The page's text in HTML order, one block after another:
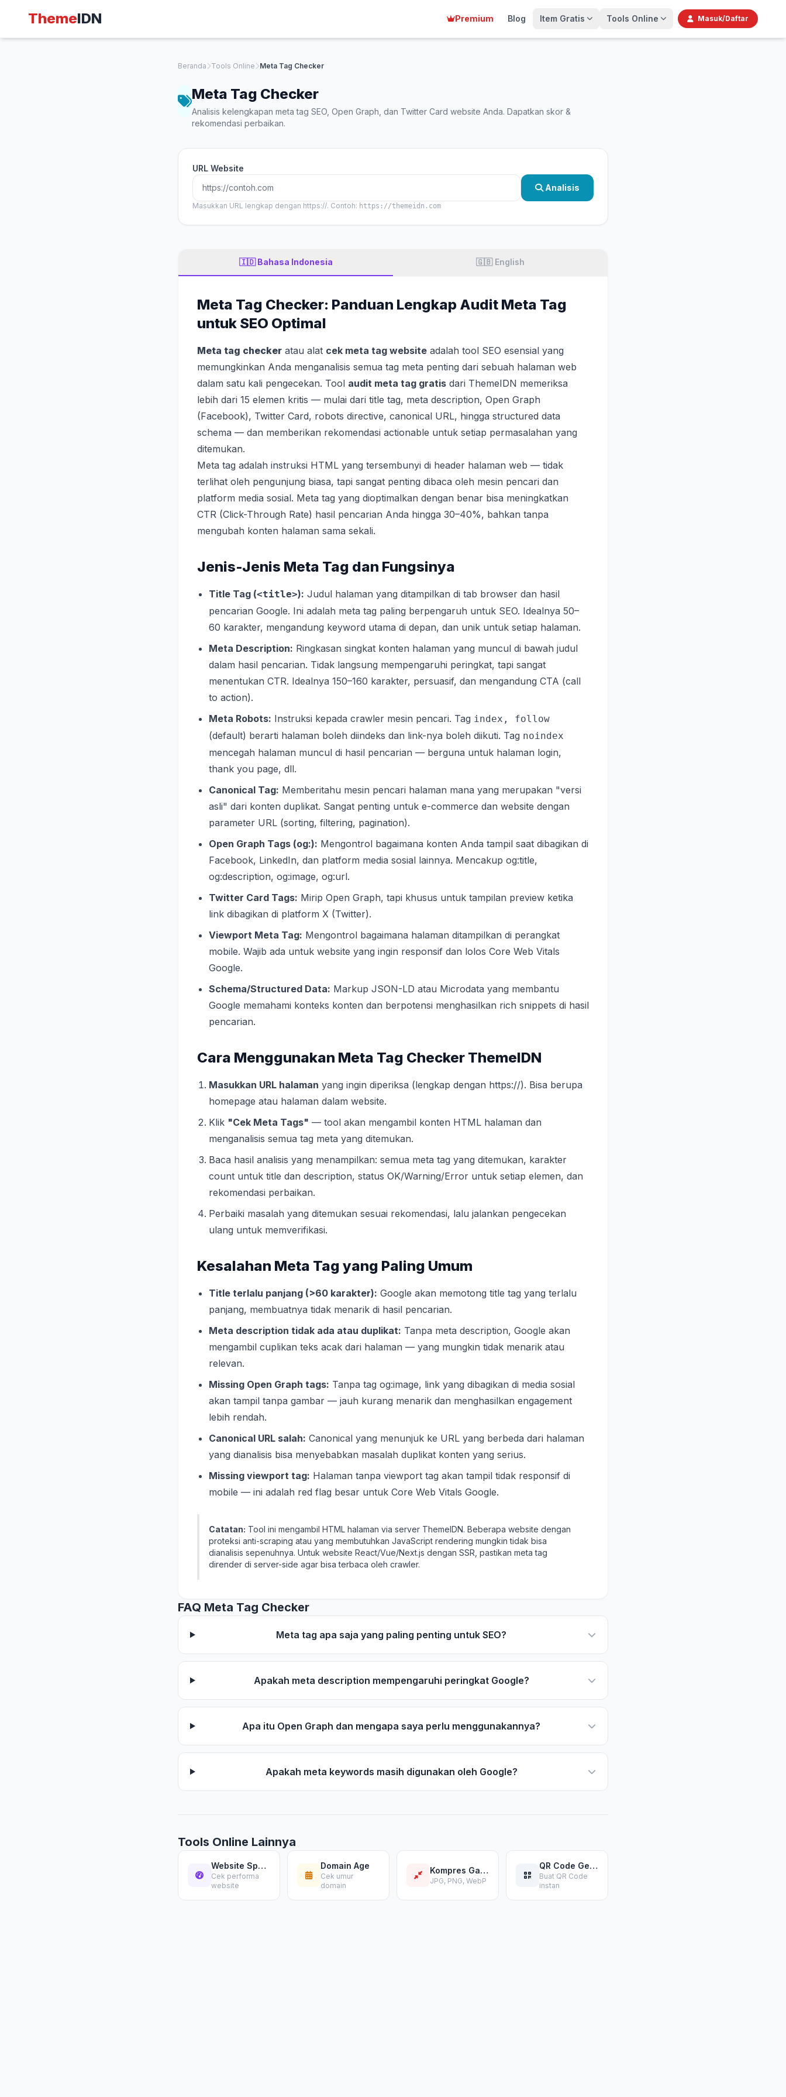
ThemeIDN Premium Blog Item Gratis Tools Online Masuk/Daftar
Beranda Tools Online Meta Tag Checker
Meta Tag Checker
Analisis kelengkapan meta tag SEO, Open Graph, dan Twitter Card website Anda. Dapatkan skor &
rekomendasi perbaikan.
URL Website
Analisis
Masukkan URL lengkap dengan https://. Contoh: https://themeidn.com
🇮🇩 Bahasa Indonesia 🇬🇧 English
Meta Tag Checker: Panduan Lengkap Audit Meta Tag
untuk SEO Optimal
Meta tag checker atau alat cek meta tag website adalah tool SEO esensial yang
memungkinkan Anda menganalisis semua tag meta penting dari sebuah halaman web
dalam satu kali pengecekan. Tool audit meta tag gratis dari ThemeIDN memeriksa
lebih dari 15 elemen kritis — mulai dari title tag, meta description, Open Graph
(Facebook), Twitter Card, robots directive, canonical URL, hingga structured data
schema — dan memberikan rekomendasi actionable untuk setiap permasalahan yang
ditemukan.
Meta tag adalah instruksi HTML yang tersembunyi di header halaman web — tidak
terlihat oleh pengunjung biasa, tapi sangat penting dibaca oleh mesin pencari dan
platform media sosial. Meta tag yang dioptimalkan dengan benar bisa meningkatkan
CTR (Click-Through Rate) hasil pencarian Anda hingga 30–40%, bahkan tanpa
mengubah konten halaman sama sekali.
Jenis-Jenis Meta Tag dan Fungsinya
Title Tag (<title>): Judul halaman yang ditampilkan di tab browser dan hasil
pencarian Google. Ini adalah meta tag paling berpengaruh untuk SEO. Idealnya 50–
60 karakter, mengandung keyword utama di depan, dan unik untuk setiap halaman.
Meta Description: Ringkasan singkat konten halaman yang muncul di bawah judul
dalam hasil pencarian. Tidak langsung mempengaruhi peringkat, tapi sangat
menentukan CTR. Idealnya 150–160 karakter, persuasif, dan mengandung CTA (call
to action).
Meta Robots: Instruksi kepada crawler mesin pencari. Tag index, follow
(default) berarti halaman boleh diindeks dan link-nya boleh diikuti. Tag noindex
mencegah halaman muncul di hasil pencarian — berguna untuk halaman login,
thank you page, dll.
Canonical Tag: Memberitahu mesin pencari halaman mana yang merupakan "versi
asli" dari konten duplikat. Sangat penting untuk e-commerce dan website dengan
parameter URL (sorting, filtering, pagination).
Open Graph Tags (og:): Mengontrol bagaimana konten Anda tampil saat dibagikan di
Facebook, LinkedIn, dan platform media sosial lainnya. Mencakup og:title,
og:description, og:image, og:url.
Twitter Card Tags: Mirip Open Graph, tapi khusus untuk tampilan preview ketika
link dibagikan di platform X (Twitter).
Viewport Meta Tag: Mengontrol bagaimana halaman ditampilkan di perangkat
mobile. Wajib ada untuk website yang ingin responsif dan lolos Core Web Vitals
Google.
Schema/Structured Data: Markup JSON-LD atau Microdata yang membantu
Google memahami konteks konten dan berpotensi menghasilkan rich snippets di hasil
pencarian.
Cara Menggunakan Meta Tag Checker ThemeIDN
Masukkan URL halaman yang ingin diperiksa (lengkap dengan https://). Bisa berupa
homepage atau halaman dalam website.
Klik "Cek Meta Tags" — tool akan mengambil konten HTML halaman dan
menganalisis semua tag meta yang ditemukan.
Baca hasil analisis yang menampilkan: semua meta tag yang ditemukan, karakter
count untuk title dan description, status OK/Warning/Error untuk setiap elemen, dan
rekomendasi perbaikan.
Perbaiki masalah yang ditemukan sesuai rekomendasi, lalu jalankan pengecekan
ulang untuk memverifikasi.
Kesalahan Meta Tag yang Paling Umum
Title terlalu panjang (>60 karakter): Google akan memotong title tag yang terlalu
panjang, membuatnya tidak menarik di hasil pencarian.
Meta description tidak ada atau duplikat: Tanpa meta description, Google akan
mengambil cuplikan teks acak dari halaman — yang mungkin tidak menarik atau
relevan.
Missing Open Graph tags: Tanpa tag og:image, link yang dibagikan di media sosial
akan tampil tanpa gambar — jauh kurang menarik dan menghasilkan engagement
lebih rendah.
Canonical URL salah: Canonical yang menunjuk ke URL yang berbeda dari halaman
yang dianalisis bisa menyebabkan masalah duplikat konten yang serius.
Missing viewport tag: Halaman tanpa viewport tag akan tampil tidak responsif di
mobile — ini adalah red flag besar untuk Core Web Vitals Google.
Catatan: Tool ini mengambil HTML halaman via server ThemeIDN. Beberapa website dengan
proteksi anti-scraping atau yang membutuhkan JavaScript rendering mungkin tidak bisa
dianalisis sepenuhnya. Untuk website React/Vue/Next.js dengan SSR, pastikan meta tag
dirender di server-side agar bisa terbaca oleh crawler.
FAQ Meta Tag Checker
Meta tag apa saja yang paling penting untuk SEO?
Apakah meta description mempengaruhi peringkat Google?
Apa itu Open Graph dan mengapa saya perlu menggunakannya?
Apakah meta keywords masih digunakan oleh Google?
Tools Online Lainnya
Website Speed
Cek performa
website
Domain Age
Cek umur
domain
Kompres Gambar
JPG, PNG, WebP
QR Code Generator
Buat QR Code
instan